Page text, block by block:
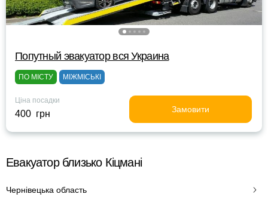
Попутный эвакуатор вся Украина
ПО МІСТУ МІЖМІСЬКІ
Ціна посадки
400 грн Замовити
Евакуатор близько Кіцмані
Чернівецька область